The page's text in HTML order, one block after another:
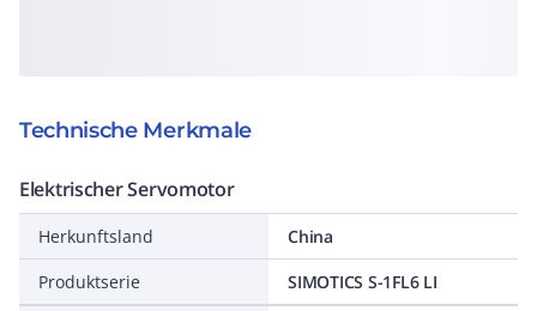
Technische Merkmale
Elektrischer Servomotor
Herkunftsland
China
Produktserie
SIMOTICS S-1FL6 LI